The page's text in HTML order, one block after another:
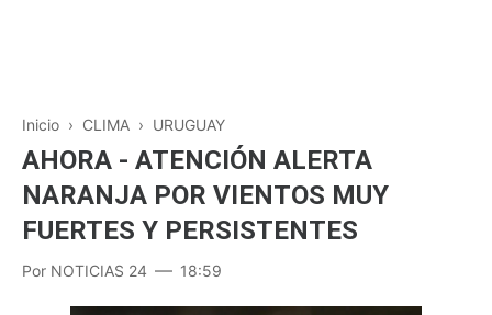
Inicio › CLIMA › URUGUAY
AHORA - ATENCIÓN ALERTA
NARANJA POR VIENTOS MUY
FUERTES Y PERSISTENTES
Por NOTICIAS 24 18:59